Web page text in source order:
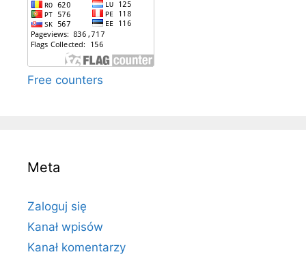
Free counters
Meta
Zaloguj się
Kanał wpisów
Kanał komentarzy